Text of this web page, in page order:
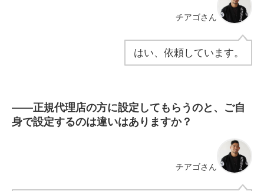
チアゴさん
はい、依頼しています。
――正規代理店の方に設定してもらうのと、ご自
身で設定するのは違いはありますか？
チアゴさん